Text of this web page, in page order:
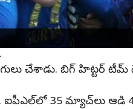
తరపున అత్యధిక
చేశాడు. బిగ్ హిట్టర్
35 మ్యాచ్‌లు ఆడి